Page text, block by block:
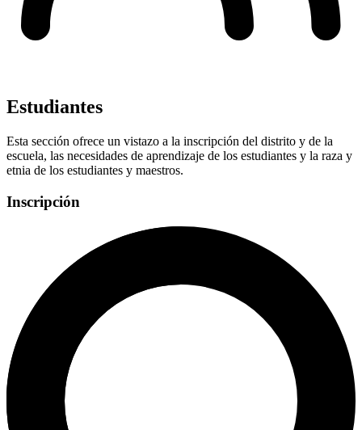
Estudiantes
Esta sección ofrece un vistazo a la inscripción del distrito y de la
escuela, las necesidades de aprendizaje de los estudiantes y la raza y
etnia de los estudiantes y maestros.
Inscripción